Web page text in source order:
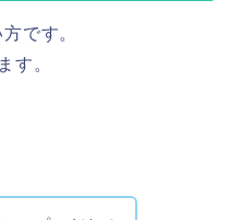
です。
す。